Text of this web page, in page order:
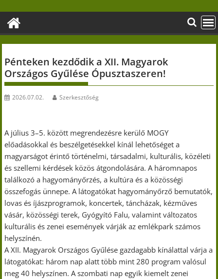
content
Pénteken kezdődik a XII. Magyarok
Országos Gyűlése Ópusztaszeren!
2026.07.02. Szerkesztőség
A július 3–5. között megrendezésre kerülő MOGY
előadásokkal és beszélgetésekkel kínál lehetőséget a
magyarságot érintő történelmi, társadalmi, kulturális, közéleti
és szellemi kérdések közös átgondolására. A háromnapos
találkozó a hagyományőrzés, a kultúra és a közösségi
összefogás ünnepe. A látogatókat hagyományőrző bemutatók,
lovas és íjászprogramok, koncertek, táncházak, kézműves
vásár, közösségi terek, Gyógyító Falu, valamint változatos
kulturális és zenei események várják az emlékpark számos
helyszínén.
A XII. Magyarok Országos Gyűlése gazdagabb kínálattal várja a
látogatókat: három nap alatt több mint 280 program valósul
meg 40 helyszínen. A szombati nap egyik kiemelt zenei